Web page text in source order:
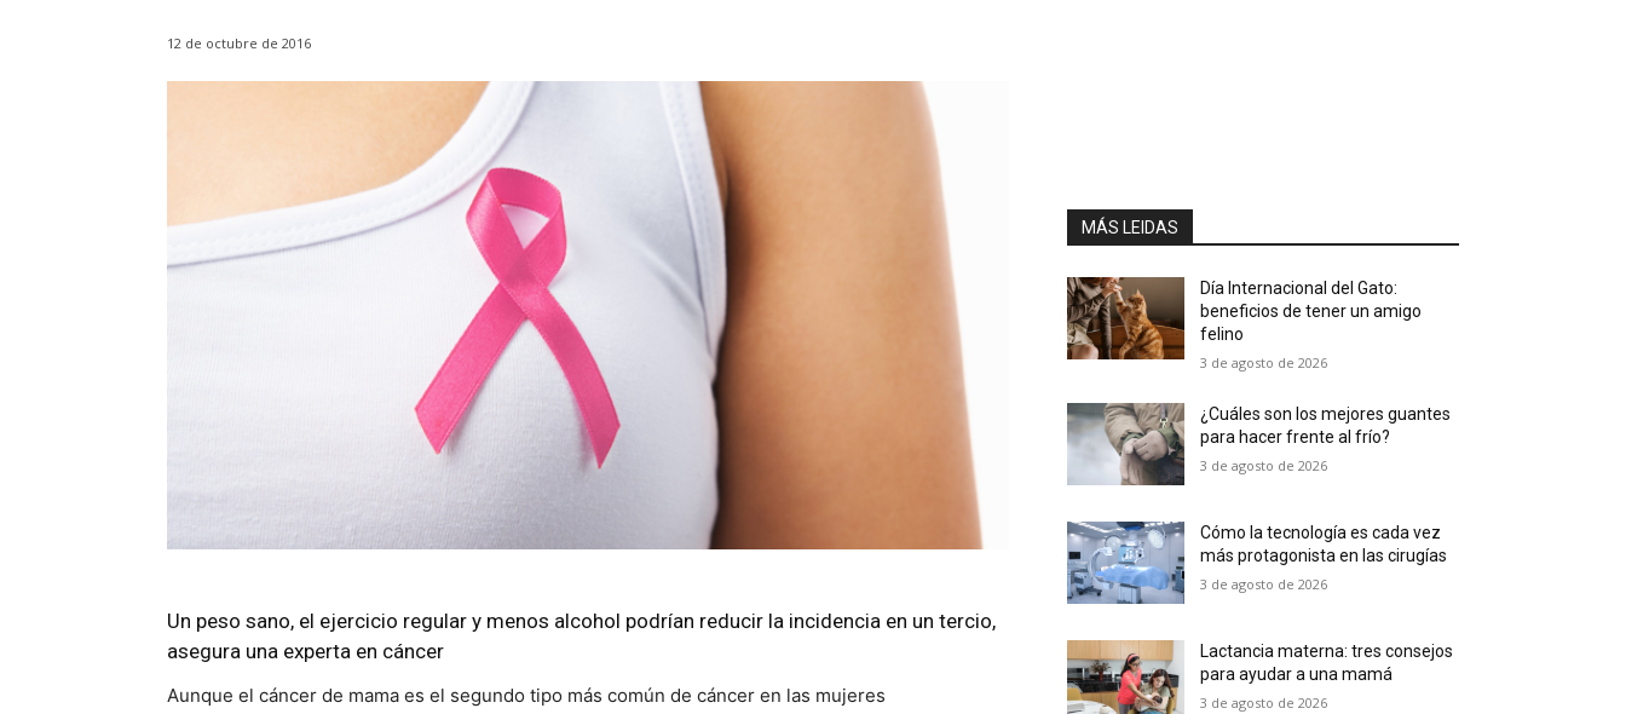
12 de octubre de 2016
Un peso sano, el ejercicio regular y menos alcohol podrían reducir la incidencia en un tercio,
asegura una experta en cáncer
Aunque el cáncer de mama es el segundo tipo más común de cáncer en las mujeres
MÁS LEIDAS
Día Internacional del Gato:
beneficios de tener un amigo
felino
3 de agosto de 2026
¿Cuáles son los mejores guantes
para hacer frente al frío?
3 de agosto de 2026
Cómo la tecnología es cada vez
más protagonista en las cirugías
3 de agosto de 2026
Lactancia materna: tres consejos
para ayudar a una mamá
3 de agosto de 2026